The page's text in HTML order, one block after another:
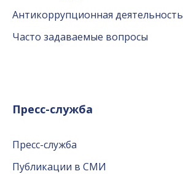
Антикоррупционная деятельность
Часто задаваемые вопросы
Пресс-служба
Пресс-служба
Публикации в СМИ